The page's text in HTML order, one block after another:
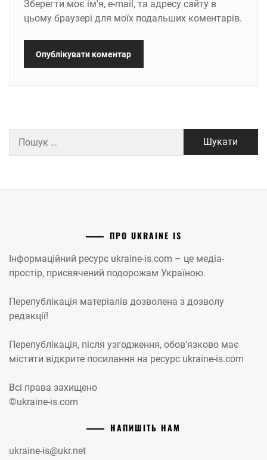
Зберегти моє ім'я, e-mail, та адресу сайту в
цьому браузері для моїх подальших коментарів.
ПРО UKRAINE IS
Інформаційний ресурс ukraine-is.com – це медіа-
простір, присвячений подорожам Україною.
Перепублікація матеріалів дозволена з дозволу
редакції!
Перепублікація, після узгодження, обов’язково має
містити відкрите посилання на ресурс ukraine-is.com
Всі права захищено
©ukraine-is.com
НАПИШІТЬ НАМ
ukraine-is@ukr.net